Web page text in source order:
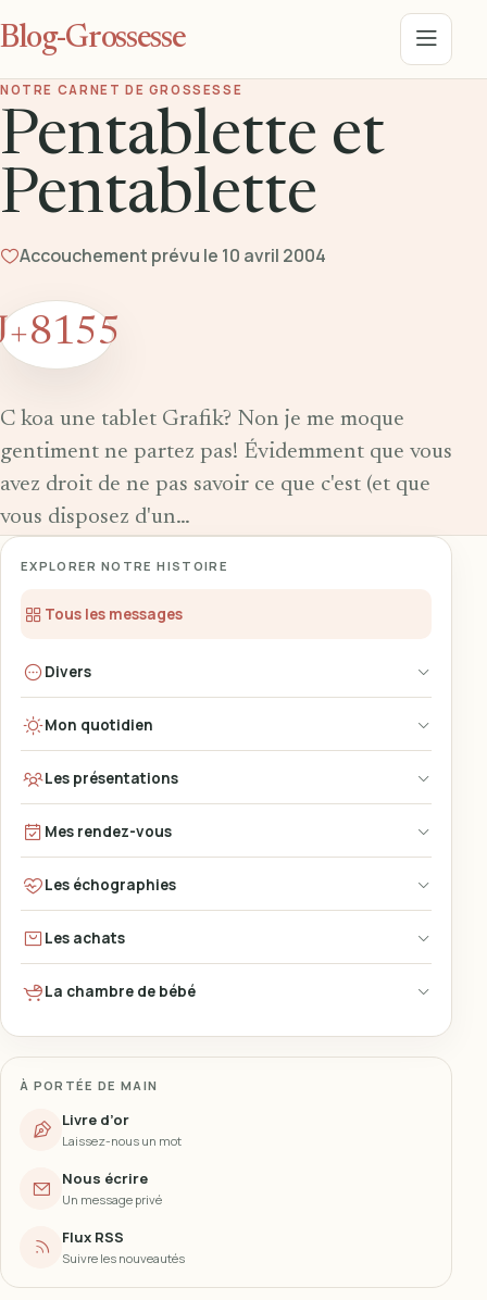
Blog-Grossesse Menu
NOTRE CARNET DE GROSSESSE
Pentablette et
Pentablette
Accouchement prévu le 10 avril 2004
C koa une tablet Grafik? Non je me moque
gentiment ne partez pas! Évidemment que vous
avez droit de ne pas savoir ce que c'est (et que
vous disposez d'un…
EXPLORER NOTRE HISTOIRE
Tous les messages
Divers
Mon quotidien
Les présentations
Mes rendez-vous
Les échographies
Les achats
La chambre de bébé
À PORTÉE DE MAIN
Livre d’or
Laissez-nous un mot
Nous écrire
Un message privé
Flux RSS
Suivre les nouveautés